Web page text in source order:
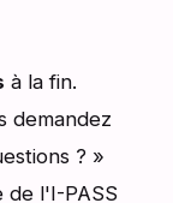
à la fin.
demandez
? »
de l'I-PASS